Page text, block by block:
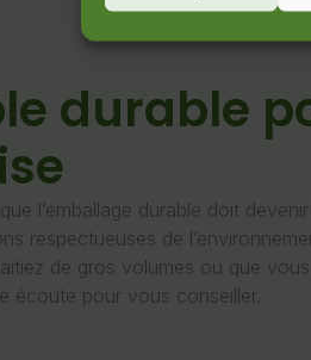
durable
l’emballage durable doit
respectueuses de
de gros volumes ou que
écoute pour vous conseiller.